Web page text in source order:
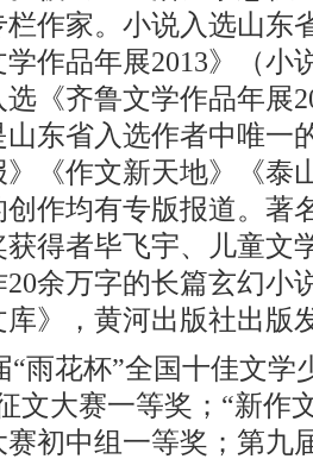
作家。小说入选山东
作品年展2013》（小
《齐鲁文学作品年展
东省入选作者中唯一
《作文新天地》《泰
作均有专版报道。著
得者毕飞宇、儿童文
余万字的长篇玄幻小
》，黄河出版社出版
“雨花杯”全国十佳文学
文大赛一等奖；“新作
初中组一等奖；第九